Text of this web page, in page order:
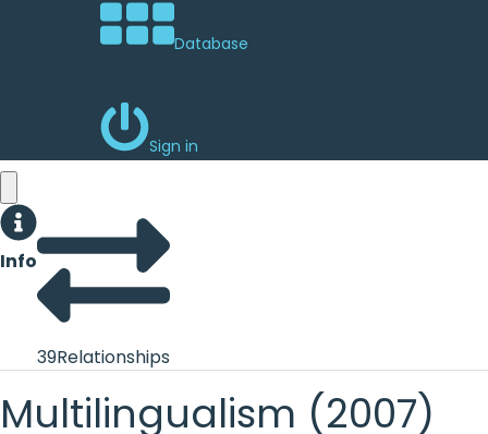
Database
Sign in
Info
39Relationships
Multilingualism (2007)